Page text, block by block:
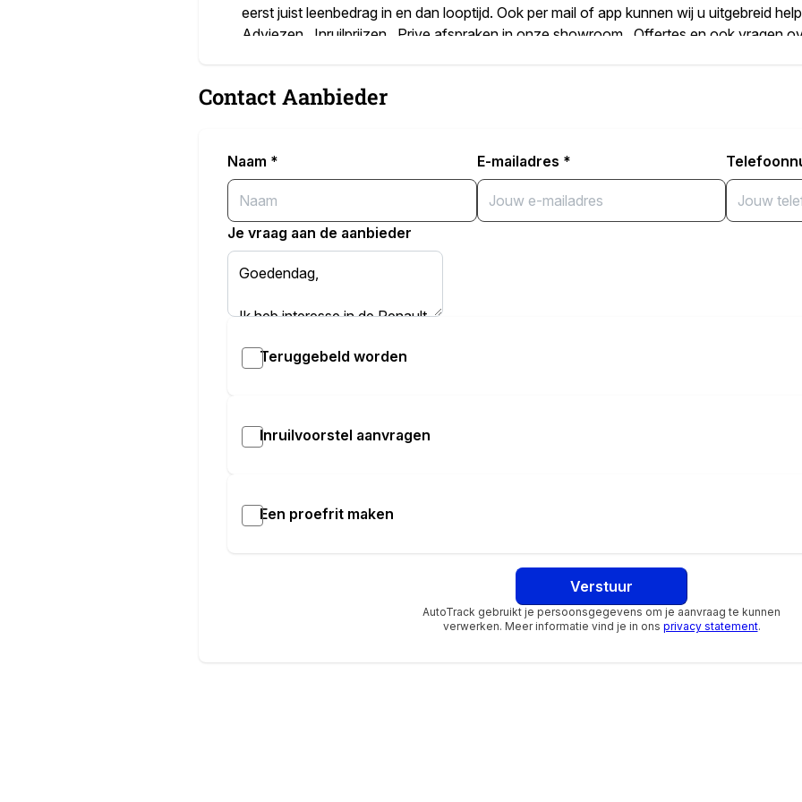
eerst juist leenbedrag in en dan looptijd. Ook per mail of app kunnen wij u uitgebreid
Adviezen , Inruilprijzen , Prive afspraken in onze showroom , Offertes en ook vragen
Meer informatie
en zakelijk. Sneller antwoord via app 0616747543 of mail
respecteren adviezen richtlijnen RIVM. afspraak niet nodig
Contact Aanbieder
Naam * E-mailadres *
Je vraag aan de aanbieder
Teruggebeld worden
Inruilvoorstel aanvragen
Een proefrit maken
Verstuur
AutoTrack gebruikt je persoonsgegevens om je aanvraag te kunnen
verwerken. Meer informatie vind je in ons privacy statement.